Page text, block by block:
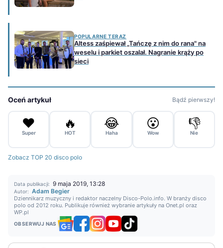
POPULARNE TERAZ
Altess zaśpiewał „Tańczę z nim do rana" na
weselu i parkiet oszalał. Nagranie krąży po
sieci
Oceń artykuł Bądź pierwszy!
❤️
Super
🔥
HOT
😂
Haha
😮
Wow
👎
Nie
Zobacz TOP 20 disco polo
Data publikacji: 9 maja 2019, 13:28
Autor: Adam Begier
Dziennikarz muzyczny i redaktor naczelny Disco-Polo.info. W branży disco
polo od 2012 roku. Publikuje również wybranie artykuły na Onet.pl oraz
WP.pl
OBSERWUJ NAS